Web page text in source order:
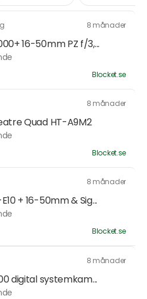
8 månader
16-50mm PZ f/3,...
Blocket.se
8 månader
Quad HT-A9M2
Blocket.se
8 månader
+ 16-50mm & Sig...
Blocket.se
8 månader
digital systemkam...